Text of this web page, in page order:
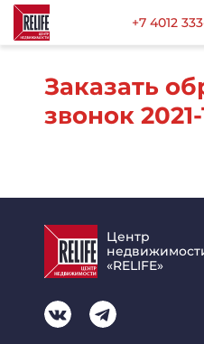
+7 4012
Заказать
звонок 2021-
Центр
«RELIFE»